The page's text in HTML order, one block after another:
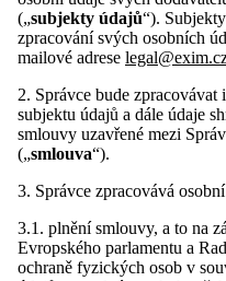
(„subjekty údajů“).
zpracování svých osobních
mailové adrese
2. Správce bude
subjektu údajů a dále údaje
smlouvy uzavřené mezi
(„smlouva“).
3. Správce zpracovává
3.1. plnění smlouvy, a to na
Evropského parlamentu a
ochraně fyzických osob v